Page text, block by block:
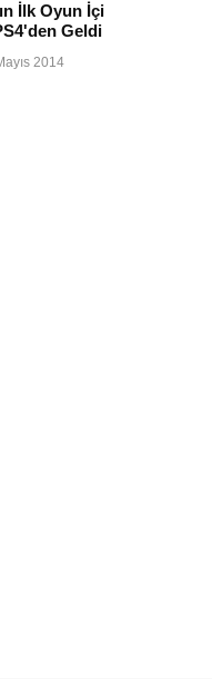
İlk Oyun İçi
Geldi
2014